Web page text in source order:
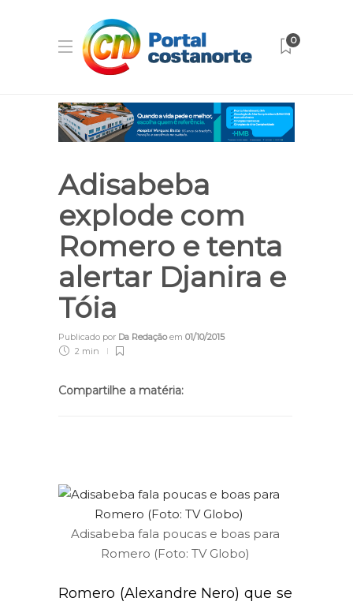
0
Adisabeba
explode com
Romero e tenta
alertar Djanira e
Tóia
Publicado por Da Redaçãoem 01/10/2015
2 min
Compartilhe a matéria:
Adisabeba fala poucas e boas para
Romero (Foto: TV Globo)
Romero (Alexandre Nero) que se